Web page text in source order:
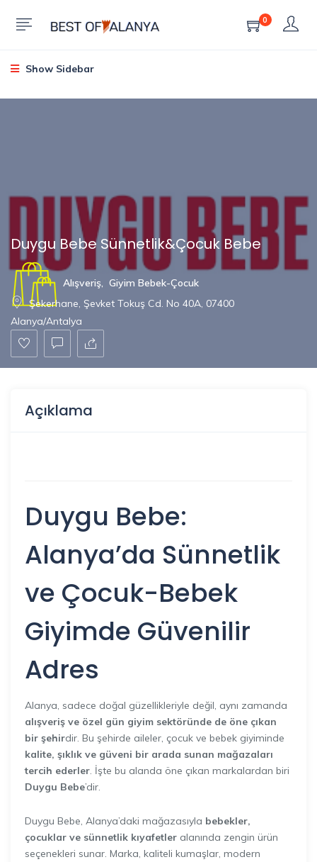
0
Show Sidebar
Duygu Bebe Sünnetlik&Çocuk Bebe
Alışveriş, Giyim Bebek-Çocuk
Şekerhane, Şevket Tokuş Cd. No 40A, 07400
Alanya/Antalya
Açıklama
Duygu Bebe:
Alanya’da Sünnetlik
ve Çocuk-Bebek
Giyimde Güvenilir
Adres
Alanya, sadece doğal güzellikleriyle değil, aynı zamanda
alışveriş ve özel gün giyim sektöründe de öne çıkan
bir şehirdir. Bu şehirde aileler, çocuk ve bebek giyiminde
kalite, şıklık ve güveni bir arada sunan mağazaları
tercih ederler . İşte bu alanda öne çıkan markalardan biri
Duygu Bebe’dir.
Duygu Bebe, Alanya’daki mağazasıyla bebekler,
çocuklar ve sünnetlik kıyafetler alanında zengin ürün
seçenekleri sunar. Marka, kaliteli kumaşlar, modern